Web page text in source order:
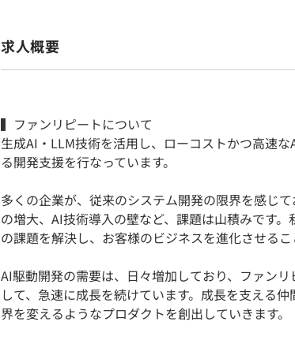
求人概要
▍ファンリピートについて
生成AI・LLM技術を活用し、ローコストかつ高速
る開発支援を行なっています。
多くの企業が、従来のシステム開発の限界を感じ
の増大、AI技術導入の壁など、課題は山積みです
の課題を解決し、お客様のビジネスを進化させるこ
AI駆動開発の需要は、日々増加しており、ファン
して、急速に成長を続けています。成長を支える
界を変えるようなプロダクトを創出していきます。